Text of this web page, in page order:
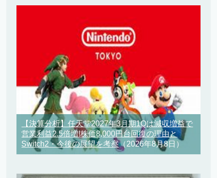
【決算分析】任天堂2027年3月期1Qは減収増益で
営業利益2.5倍増!株価8,000円台回復の理由と
Switch2・今後の展望を考察（2026年8月8日）